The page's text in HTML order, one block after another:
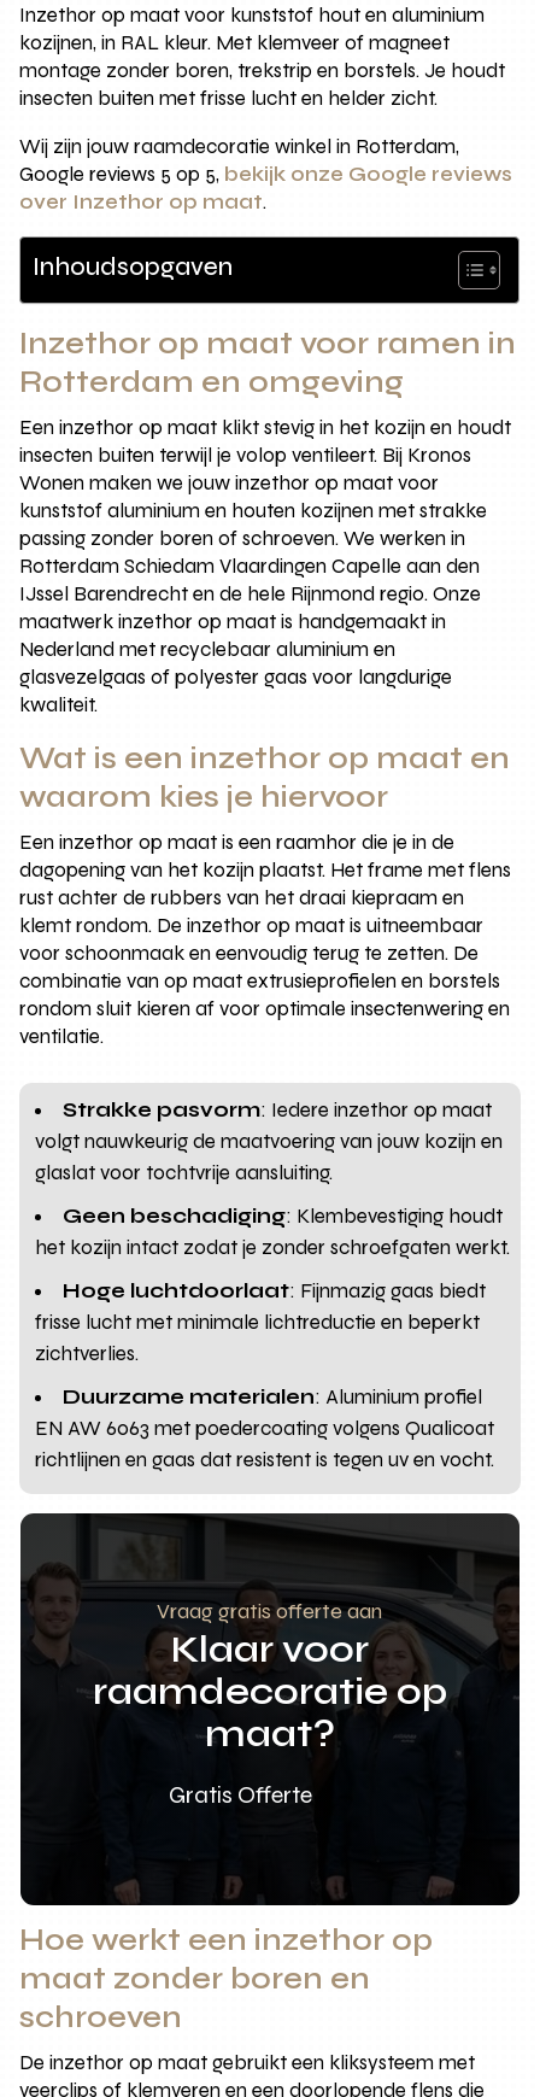
Inzethor op maat voor kunststof hout en aluminium
kozijnen, in RAL kleur. Met klemveer of magneet
montage zonder boren, trekstrip en borstels. Je houdt
insecten buiten met frisse lucht en helder zicht.
Wij zijn jouw raamdecoratie winkel in Rotterdam,
Google reviews 5 op 5, bekijk onze Google reviews
over Inzethor op maat.
Inhoudsopgaven
Inzethor op maat voor ramen in
Rotterdam en omgeving
Een inzethor op maat klikt stevig in het kozijn en houdt
insecten buiten terwijl je volop ventileert. Bij Kronos
Wonen maken we jouw inzethor op maat voor
kunststof aluminium en houten kozijnen met strakke
passing zonder boren of schroeven. We werken in
Rotterdam Schiedam Vlaardingen Capelle aan den
IJssel Barendrecht en de hele Rijnmond regio. Onze
maatwerk inzethor op maat is handgemaakt in
Nederland met recyclebaar aluminium en
glasvezelgaas of polyester gaas voor langdurige
kwaliteit.
Wat is een inzethor op maat en
waarom kies je hiervoor
Een inzethor op maat is een raamhor die je in de
dagopening van het kozijn plaatst. Het frame met flens
rust achter de rubbers van het draai kiepraam en
klemt rondom. De inzethor op maat is uitneembaar
voor schoonmaak en eenvoudig terug te zetten. De
combinatie van op maat extrusieprofielen en borstels
rondom sluit kieren af voor optimale insectenwering en
ventilatie.
Strakke pasvorm: Iedere inzethor op maat
volgt nauwkeurig de maatvoering van jouw kozijn en
glaslat voor tochtvrije aansluiting.
Geen beschadiging: Klembevestiging houdt
het kozijn intact zodat je zonder schroefgaten werkt.
Hoge luchtdoorlaat: Fijnmazig gaas biedt
frisse lucht met minimale lichtreductie en beperkt
zichtverlies.
Duurzame materialen: Aluminium profiel
EN AW 6063 met poedercoating volgens Qualicoat
richtlijnen en gaas dat resistent is tegen uv en vocht.
Vraag gratis offerte aan
Klaar voor
raamdecoratie op
maat?
Gratis Offerte
Hoe werkt een inzethor op
maat zonder boren en
schroeven
De inzethor op maat gebruikt een kliksysteem met
veerclips of klemveren en een doorlopende flens die